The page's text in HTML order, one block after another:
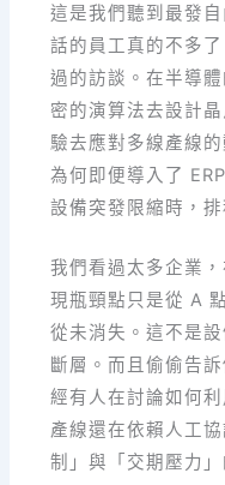
這是我們聽到最發
話的員工真的不多
過的訪談。在半導
密的演算法去設計
驗去應對多線產線
為何即便導入了
設備突發限縮時，
我們看過太多企業
現瓶頸點只是從 A
從未消失。這不是
斷層。而且偷偷告
經有人在討論如何
產線還在依賴人工
制」與「交期壓力